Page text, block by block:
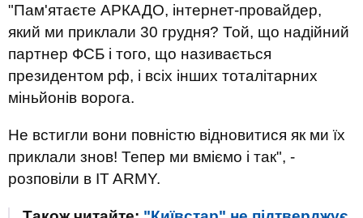
"Пам'ятаєте АРКАДО, інтернет-провайдер,
який ми приклали 30 грудня? Той, що надійний
партнер ФСБ і того, що називається
президентом рф, і всіх інших тоталітарних
міньйонів ворога.
Не встигли вони повністю відновитися як ми їх
приклали знов! Тепер ми вміємо і так", -
розповіли в IT ARMY.